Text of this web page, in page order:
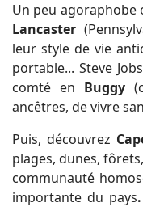
Un peu agoraphobe
Lancaster
leur style de vie
portable... Steve
comté en Buggy
ancêtres, de vivre
Puis, découvrez
plages, dunes,
communauté
importante du pays.